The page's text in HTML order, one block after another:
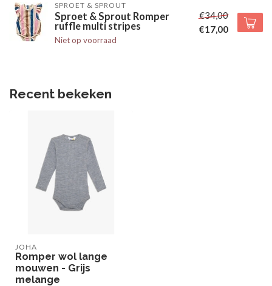
SPROET & SPROUT
Sproet & Sprout Romper
ruffle multi stripes
Niet op voorraad
€34,00
€17,00
Recent bekeken
JOHA
Romper wol lange
mouwen - Grijs
melange